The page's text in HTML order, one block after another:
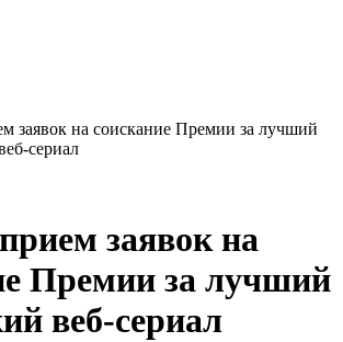
заявок на соискание Премии за лучший
сериал
заявок на
Премии за лучший
веб-сериал